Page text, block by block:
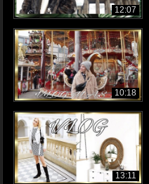
12:07
10:18
13:11